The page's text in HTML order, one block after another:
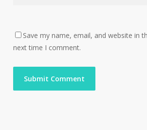
Save my name, email, and website in
next time I comment.